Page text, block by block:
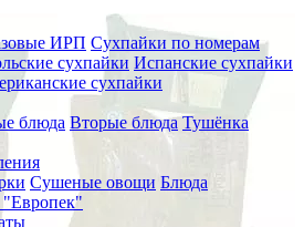
ИРП Сухпайки по номерам
сухпайки Испанские сухпайки
сухпайки
блюда Вторые блюда Тушёнка
Сушеные овощи Блюда